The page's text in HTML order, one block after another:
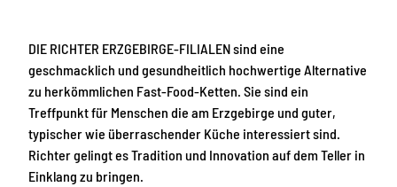
DIE RICHTER ERZGEBIRGE-FILIALEN sind eine
geschmacklich und gesundheitlich hochwertige Alternative
zu herkömmlichen Fast-Food-Ketten. Sie sind ein
Treffpunkt für Menschen die am Erzgebirge und guter,
typischer wie überraschender Küche interessiert sind.
Richter gelingt es Tradition und Innovation auf dem Teller in
Einklang zu bringen.